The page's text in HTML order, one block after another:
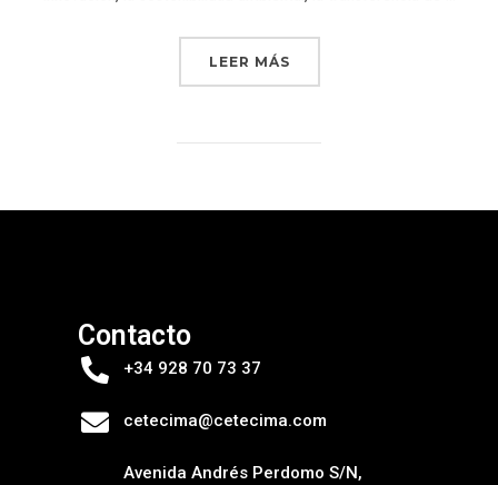
LEER MÁS
Contacto
+34 928 70 73 37
cetecima@cetecima.com
Avenida Andrés Perdomo S/N,